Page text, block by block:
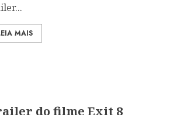
MAIS
do filme Exit 8